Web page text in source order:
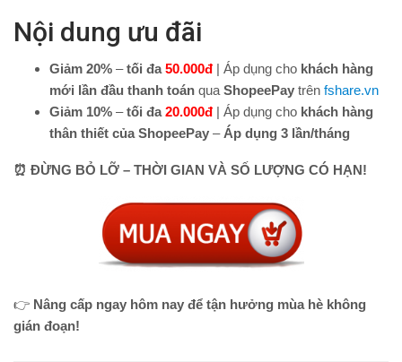
Nội dung ưu đãi
Giảm 20% –tối đa50.000đ| Áp dụng cho khách hàng
mới lần đầu thanh toán qua ShopeePay trên fshare.vn
Giảm 10% –tối đa20.000đ| Áp dụng cho khách hàng
thân thiết của ShopeePay – Áp dụng 3 lần/tháng
⏰ ĐỪNG BỎ LỠ – THỜI GIAN VÀ SỐ LƯỢNG CÓ HẠN!
👉 Nâng cấp ngay hôm nay để tận hưởng mùa hè không
gián đoạn!